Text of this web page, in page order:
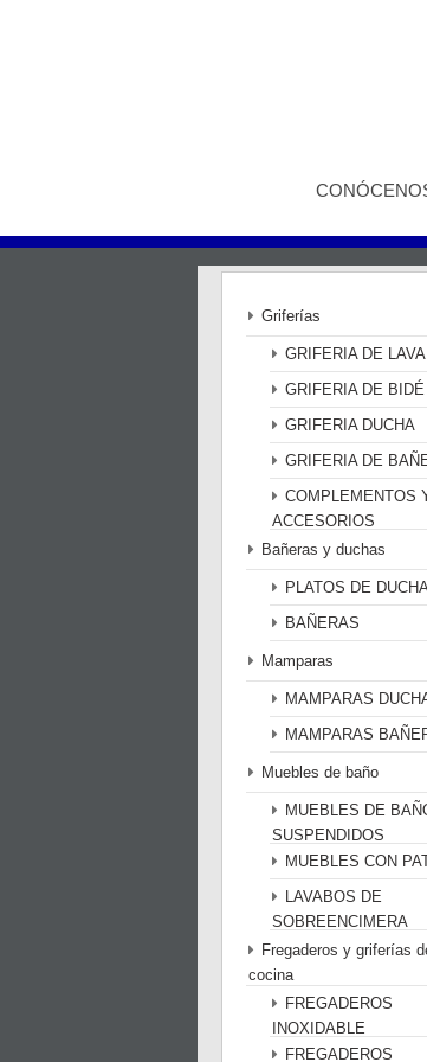
Griferías
GRIFERIA DE
GRIFERIA DE BIDÉ
GRIFERIA DUCHA
GRIFERIA DE
COMPLEMENTOS
ACCESORIOS
Bañeras y duchas
PLATOS DE
BAÑERAS
Mamparas
MAMPARAS
MAMPARAS
Muebles de baño
MUEBLES DE
SUSPENDIDOS
MUEBLES CON
LAVABOS DE
SOBREENCIMERA
Fregaderos y griferías
cocina
FREGADEROS
INOXIDABLE
FREGADEROS